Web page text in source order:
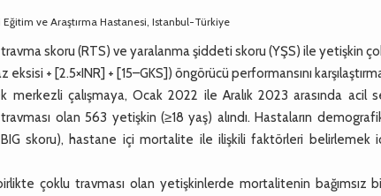
ve Araştırma Hastanesi, Istanbul-Türkiye
skoru (RTS) ve yaralanma şiddeti skoru (YŞS) ile yetişkin
+ [2.5×INR] + [15–GKS]) öngörücü performansını
merkezli çalışmaya, Ocak 2022 ile Aralık 2023 arasında acil
olan 563 yetişkin (≥18 yaş) alındı. Hastaların
BIG skoru), hastane içi mortalite ile ilişkili faktörleri belirlemek
çoklu travması olan yetişkinlerde mortalitenin bağımsız